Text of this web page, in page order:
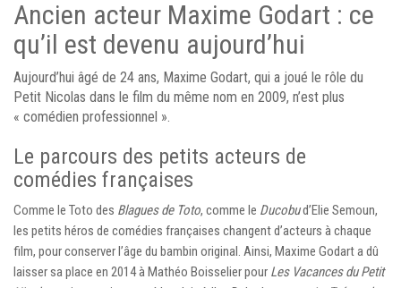
Ancien acteur Maxime Godart : ce
qu’il est devenu aujourd’hui
Aujourd’hui âgé de 24 ans, Maxime Godart, qui a joué le rôle du
Petit Nicolas dans le film du même nom en 2009, n’est plus
« comédien professionnel ».
Le parcours des petits acteurs de
comédies françaises
Comme le Toto des Blagues de Toto, comme le Ducobud’Elie Semoun,
les petits héros de comédies françaises changent d’acteurs à chaque
film, pour conserver l’âge du bambin original. Ainsi, Maxime Godart a dû
laisser sa place en 2014 à Mathéo Boisselier pour Les Vacances du Petit